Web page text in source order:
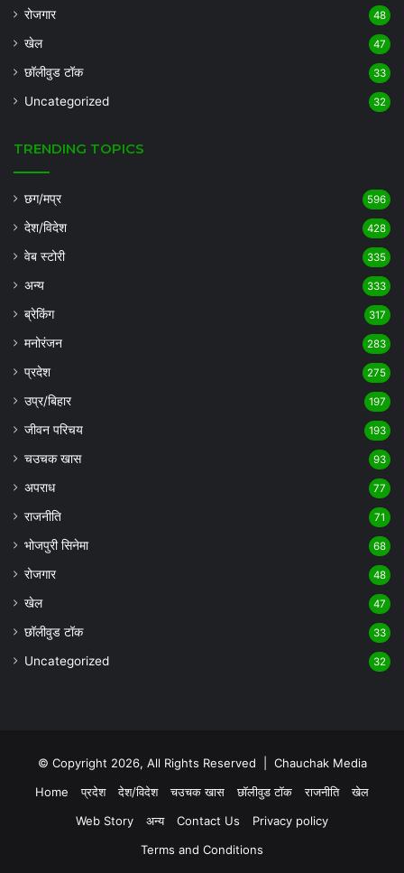
रोजगार 48
खेल 47
छॉलीवुड टॉक 33
Uncategorized 32
TRENDING TOPICS
छग/मप्र 596
देश/विदेश 428
वेब स्टोरी 335
अन्य 333
ब्रेकिंग 317
मनोरंजन 283
प्रदेश 275
उप्र/बिहार 197
जीवन परिचय 193
चउचक खास 93
अपराध 77
राजनीति 71
भोजपुरी सिनेमा 68
रोजगार 48
खेल 47
छॉलीवुड टॉक 33
Uncategorized 32
© Copyright 2026, All Rights Reserved | Chauchak Media
Home
प्रदेश देश/विदेश चउचक खास छॉलीवुड टॉक राजनीति
खेल
Web Story
अन्य Contact Us
Privacy policy
Terms and Conditions